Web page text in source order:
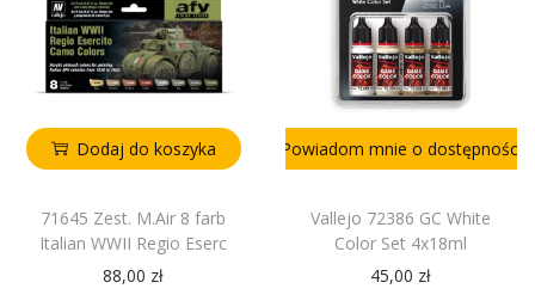
Dodaj do koszyka
71645 Zest. M.Air 8 farb
Italian WWII Regio Eserc
88,00 zł
Powiadom mnie o dostępności
Vallejo 72386 GC White
Color Set 4x18ml
45,00 zł